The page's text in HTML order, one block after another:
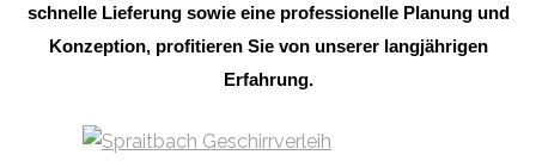
schnelle Lieferung sowie eine professionelle Planung und
Konzeption, profitieren Sie von unserer langjährigen
Erfahrung.